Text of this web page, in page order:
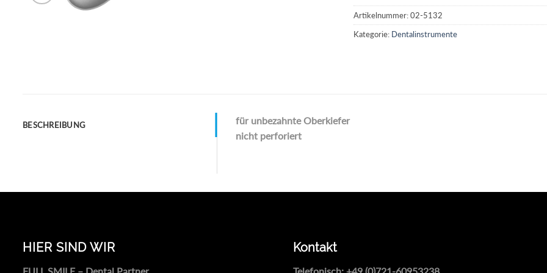
Artikelnummer:02-5132
Kategorie: Dentalinstrumente
BESCHREIBUNG
für unbezahnte Oberkiefer
nicht perforiert
HIER SIND WIR Kontakt